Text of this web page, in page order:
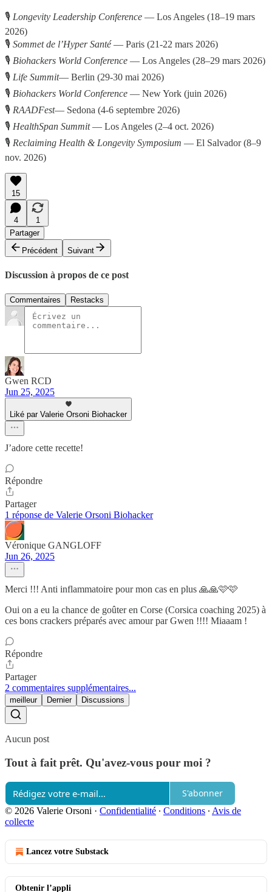
🎙 Longevity Leadership Conference — Los Angeles (18–19 mars
2026)
🎙 Sommet de l’Hyper Santé— Paris (21-22 mars 2026)
🎙 Biohackers World Conference — Los Angeles (28–29 mars 2026)
🎙 Life Summit— Berlin (29-30 mai 2026)
🎙 Biohackers World Conference — New York (juin 2026)
🎙 RAADFest— Sedona (4-6 septembre 2026)
🎙 HealthSpan Summit— Los Angeles (2–4 oct. 2026)
🎙 Reclaiming Health & Longevity Symposium — El Salvador (8–9
nov. 2026)
15
4
1
Partager
Précédent
Suivant
Discussion à propos de ce post
Commentaires Restacks
Gwen RCD
Jun 25, 2025
Liké par Valerie Orsoni Biohacker
J’adore cette recette!
Répondre
Partager
1 réponse de Valerie Orsoni Biohacker
Véronique GANGLOFF
Jun 26, 2025
Merci !!! Anti inflammatoire pour mon cas en plus 🙏🙏🩷🩷
Oui on a eu la chance de goûter en Corse (Corsica coaching 2025) à
ces bons crackers préparés avec amour par Gwen !!!! Miaaam !
Répondre
Partager
2 commentaires supplémentaires...
meilleur Dernier Discussions
Aucun post
Tout à fait prêt. Qu'avez-vous pour moi ?
S'abonner
© 2026 Valerie Orsoni · Confidentialité ∙ Conditions ∙ Avis de
collecte
Lancez votre Substack
Obtenir l’appli